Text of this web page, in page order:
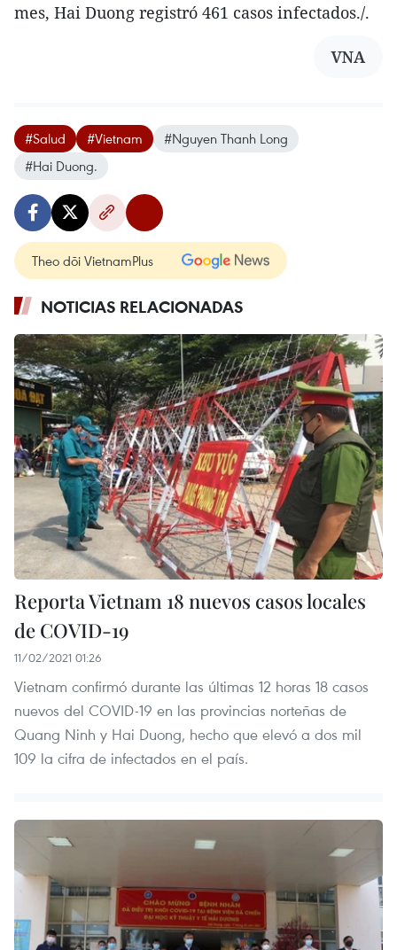
mes, Hai Duong registró 461 casos infectados./.
VNA
#Salud #Vietnam
#Nguyen Thanh Long
#Hai Duong.
Theo dõi VietnamPlus
NOTICIAS RELACIONADAS
Reporta Vietnam 18 nuevos casos locales
de COVID-19
11/02/2021 01:26
Vietnam confirmó durante las últimas 12 horas 18 casos
nuevos del COVID-19 en las provincias norteñas de
Quang Ninh y Hai Duong, hecho que elevó a dos mil
109 la cifra de infectados en el país.